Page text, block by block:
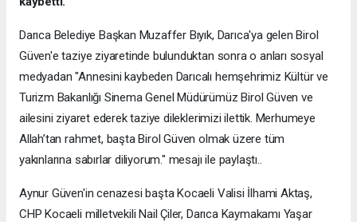
Darıca Belediye Başkan Muzaffer Bıyık, Darıca'ya gelen Birol
Güven'e taziye ziyaretinde bulunduktan sonra o anları sosyal
medyadan "Annesini kaybeden Darıcalı hemşehrimiz Kültür ve
Turizm Bakanlığı Sinema Genel Müdürümüz Birol Güven ve
ailesini ziyaret ederek taziye dileklerimizi ilettik. Merhumeye
Allah’tan rahmet, başta Birol Güven olmak üzere tüm
yakınlarına sabırlar diliyorum." mesajı ile paylaştı..
Aynur Güven'in cenazesi başta Kocaeli Valisi İlhami Aktaş,
CHP Kocaeli milletvekili Nail Çiler, Darıca Kaymakamı Yaşar